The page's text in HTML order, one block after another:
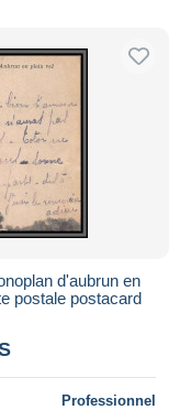
d'aubrun en
postale postacard
Professionnel